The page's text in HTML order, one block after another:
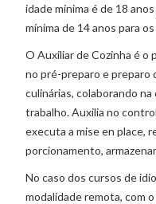
idade mínima é de 18
mínima de 14 anos para
O Auxiliar de Cozinha é o
no pré-preparo e preparo
culinárias, colaborando
trabalho. Auxilia no
executa a mise en place,
porcionamento,
No caso dos cursos de
modalidade remota, com